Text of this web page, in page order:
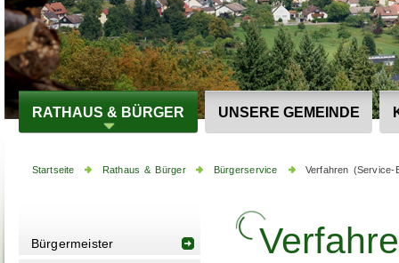
RATHAUS & BÜRGER UNSERE GEMEINDE
Startseite Rathaus & Bürger Bürgerservice Verfahren (Service-
Bürgermeister